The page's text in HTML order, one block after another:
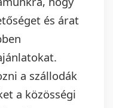
és árat
a szállodák
a közösségi